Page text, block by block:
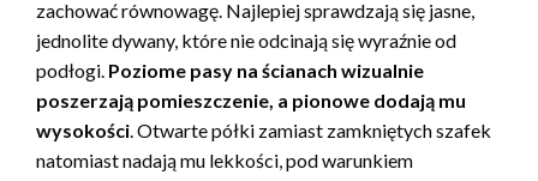
zachować równowagę. Najlepiej sprawdzają się jasne,
jednolite dywany, które nie odcinają się wyraźnie od
podłogi. Poziome pasy na ścianach wizualnie
poszerzają pomieszczenie, a pionowe dodają mu
wysokości . Otwarte półki zamiast zamkniętych szafek
natomiast nadają mu lekkości, pod warunkiem